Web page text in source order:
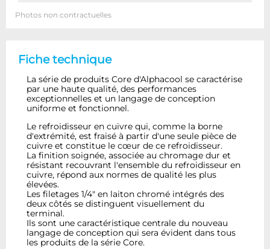
Photos non contractuelles
Fiche technique
La série de produits Core d'Alphacool se caractérise
par une haute qualité, des performances
exceptionnelles et un langage de conception
uniforme et fonctionnel.
Le refroidisseur en cuivre qui, comme la borne
d'extrémité, est fraisé à partir d'une seule pièce de
cuivre et constitue le cœur de ce refroidisseur.
La finition soignée, associée au chromage dur et
résistant recouvrant l'ensemble du refroidisseur en
cuivre, répond aux normes de qualité les plus
élevées.
Les filetages 1/4" en laiton chromé intégrés des
deux côtés se distinguent visuellement du
terminal.
Ils sont une caractéristique centrale du nouveau
langage de conception qui sera évident dans tous
les produits de la série Core.